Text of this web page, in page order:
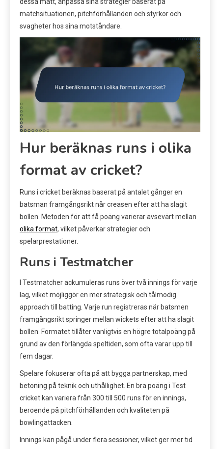
matchsituationen, pitchförhållanden och styrkor och
svagheter hos sina motståndare.
Hur beräknas runs i olika
format av cricket?
Runs i cricket beräknas baserat på antalet gånger en
batsman framgångsrikt når creasen efter att ha slagit
bollen. Metoden för att få poäng varierar avsevärt mellan
olika format, vilket påverkar strategier och
spelarprestationer.
Runs i Testmatcher
I Testmatcher ackumuleras runs över två innings för varje
lag, vilket möjliggör en mer strategisk och tålmodig
approach till batting. Varje run registreras när batsmen
framgångsrikt springer mellan wickets efter att ha slagit
bollen. Formatet tillåter vanligtvis en högre totalpoäng på
grund av den förlängda speltiden, som ofta varar upp till
fem dagar.
Spelare fokuserar ofta på att bygga partnerskap, med
betoning på teknik och uthållighet. En bra poäng i Test
cricket kan variera från 300 till 500 runs för en innings,
beroende på pitchförhållanden och kvaliteten på
bowlingattacken.
Innings kan pågå under flera sessioner, vilket ger mer tid